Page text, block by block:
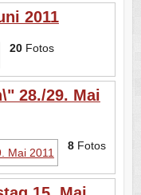
2011
20Fotos
28./29. Mai
8Fotos